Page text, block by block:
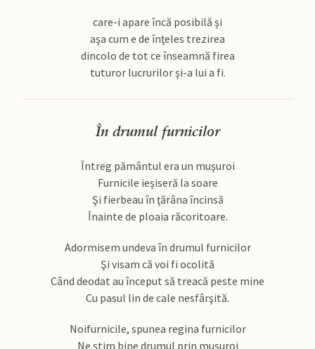
care-i apare încă posibilă şi
aşa cum e de înţeles trezirea
dincolo de tot ce înseamnă firea
tuturor lucrurilor şi-a lui a fi.
În drumul furnicilor
Întreg pământul era un muşuroi
Furnicile ieşiseră la soare
Şi fierbeau în ţărâna încinsă
Înainte de ploaia răcoritoare.
Adormisem undeva în drumul furnicilor
Şi visam că voi fi ocolită
Când deodat au început să treacă peste mine
Cu pasul lin de cale nesfârşită.
Noifurnicile, spunea regina furnicilor
Ne ştim bine drumul prin muşuroi